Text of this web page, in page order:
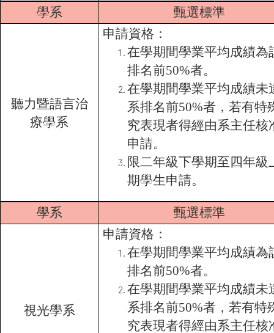
學系
甄選標準
聽力暨語言治
療學系
申請資格：
在學期間學業平均成績為
排名前50%者。
在學期間學業平均成績未
系排名前50%者，若有特
究表現者得經由系主任核
申請。
限二年級下學期至四年級
期學生申請。
學系 甄選標準
視光學系
申請資格：
在學期間學業平均成績為
排名前50%者。
在學期間學業平均成績未
系排名前50%者，若有特
究表現者得經由系主任核